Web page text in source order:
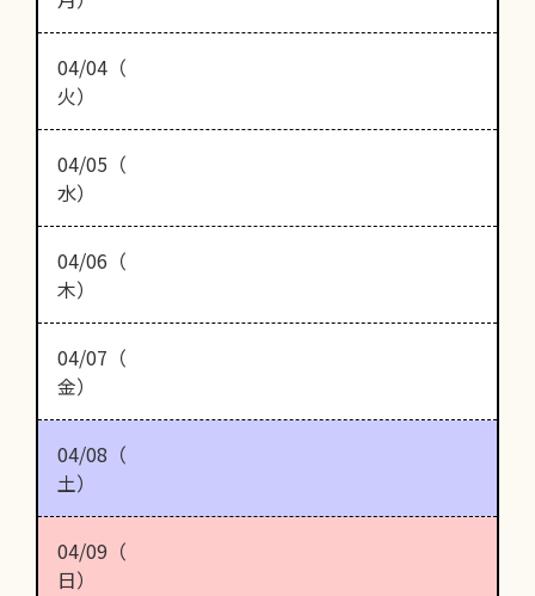
04/04（
火）
04/05（
水）
04/06（
木）
04/07（
金）
04/08（
土）
04/09（
日）